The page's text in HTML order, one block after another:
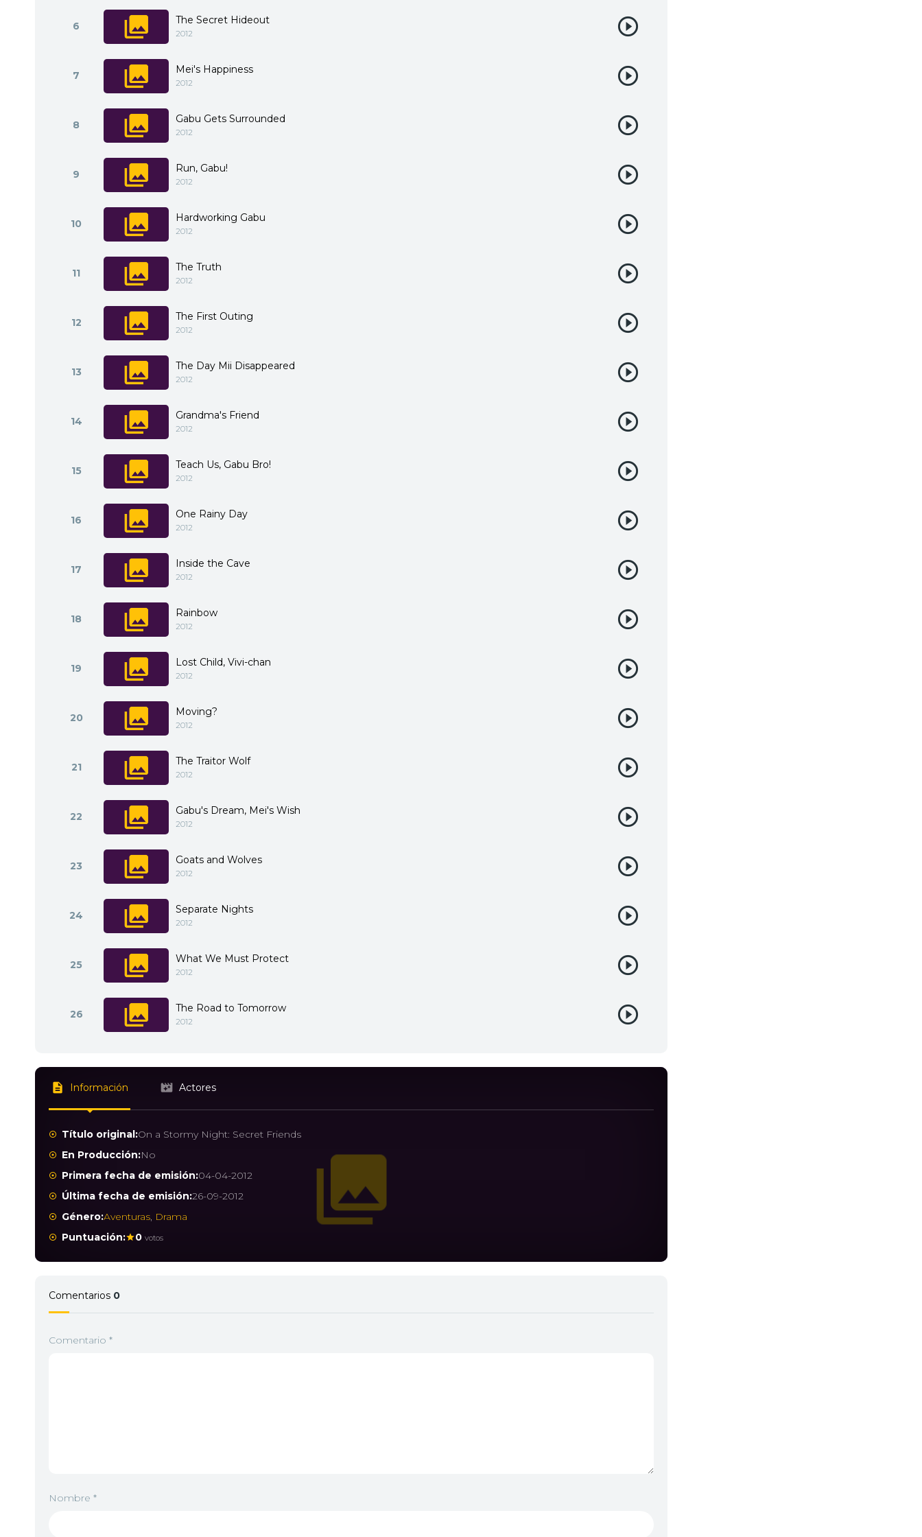
6 The Secret Hideout
2012
7 Mei's Happiness
2012
8 Gabu Gets Surrounded
2012
9 Run, Gabu!
2012
10 Hardworking Gabu
2012
11 The Truth
2012
12 The First Outing
2012
13 The Day Mii Disappeared
2012
14 Grandma's Friend
2012
15 Teach Us, Gabu Bro!
2012
16 One Rainy Day
2012
17 Inside the Cave
2012
18 Rainbow
2012
19 Lost Child, Vivi-chan
2012
20 Moving?
2012
21 The Traitor Wolf
2012
22 Gabu's Dream, Mei's Wish
2012
23 Goats and Wolves
2012
24 Separate Nights
2012
25 What We Must Protect
2012
26 The Road to Tomorrow
2012
Información Actores
Título original:On a Stormy Night: Secret Friends
En Producción:No
Primera fecha de emisión:04-04-2012
Última fecha de emisión:26-09-2012
Género:Aventuras, Drama
Puntuación:
0 votos
Comentarios 0
Comentario *
Nombre *